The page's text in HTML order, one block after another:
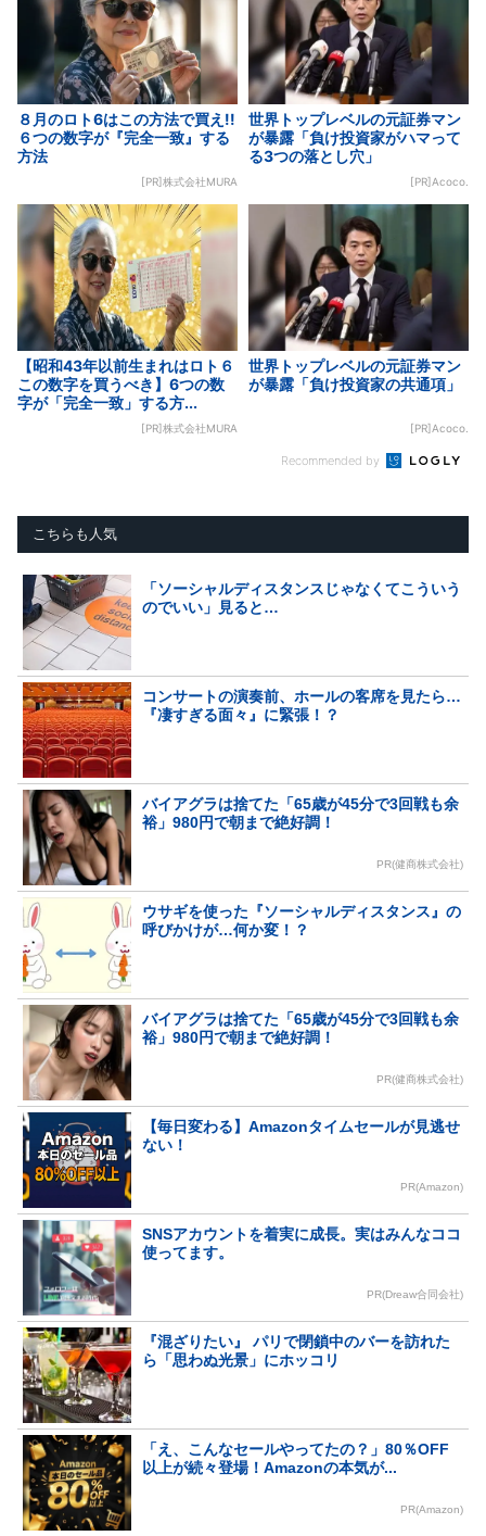
８月のロト6はこの方法で買え!!
６つの数字が『完全一致』する
方法
[PR]株式会社MURA
世界トップレベルの元証券マン
が暴露「負け投資家がハマって
る3つの落とし穴」
[PR]Acoco.
【昭和43年以前生まれはロト６
この数字を買うべき】6つの数
字が「完全一致」する方...
[PR]株式会社MURA
世界トップレベルの元証券マン
が暴露「負け投資家の共通項」
[PR]Acoco.
Recommended by
こちらも人気
「ソーシャルディスタンスじゃなくてこういう
のでいい」見ると…
コンサートの演奏前、ホールの客席を見たら…
『凄すぎる面々』に緊張！？
バイアグラは捨てた「65歳が45分で3回戦も余
裕」980円で朝まで絶好調！
PR(健商株式会社)
ウサギを使った『ソーシャルディスタンス』の
呼びかけが…何か変！？
バイアグラは捨てた「65歳が45分で3回戦も余
裕」980円で朝まで絶好調！
PR(健商株式会社)
【毎日変わる】Amazonタイムセールが見逃せ
ない！
PR(Amazon)
SNSアカウントを着実に成長。実はみんなココ
使ってます。
PR(Dreaw合同会社)
『混ざりたい』 パリで閉鎖中のバーを訪れた
ら「思わぬ光景」にホッコリ
「え、こんなセールやってたの？」80％OFF
以上が続々登場！Amazonの本気が...
PR(Amazon)